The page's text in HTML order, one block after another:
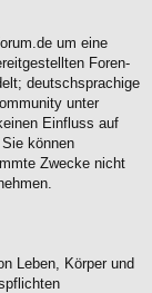
um eine
Foren-
deutschsprachige
unter
Einfluss auf
können
Zwecke nicht
Leben, Körper und